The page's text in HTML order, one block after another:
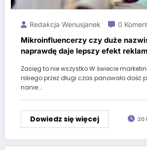
Redakcja Wenusjanek 0
Mikroinfluencerzy czy duże
naprawdę daje lepszy efekt
Zasięg to nie wszystko W świecie
rskiego przez długi czas panowało dość
nanie:…
Dowiedz się więcej 20